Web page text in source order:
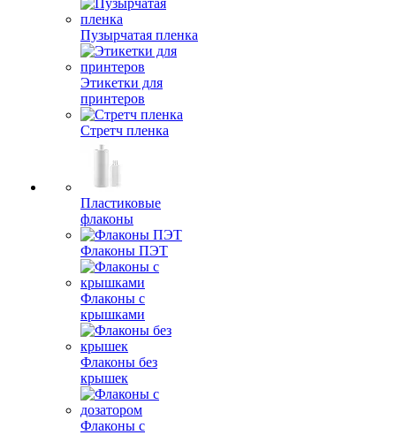
Пузырчатая пленка
Этикетки для
принтеров
Стретч пленка
Пластиковые
флаконы
Флаконы ПЭТ
Флаконы с
крышками
Флаконы без
крышек
Флаконы с